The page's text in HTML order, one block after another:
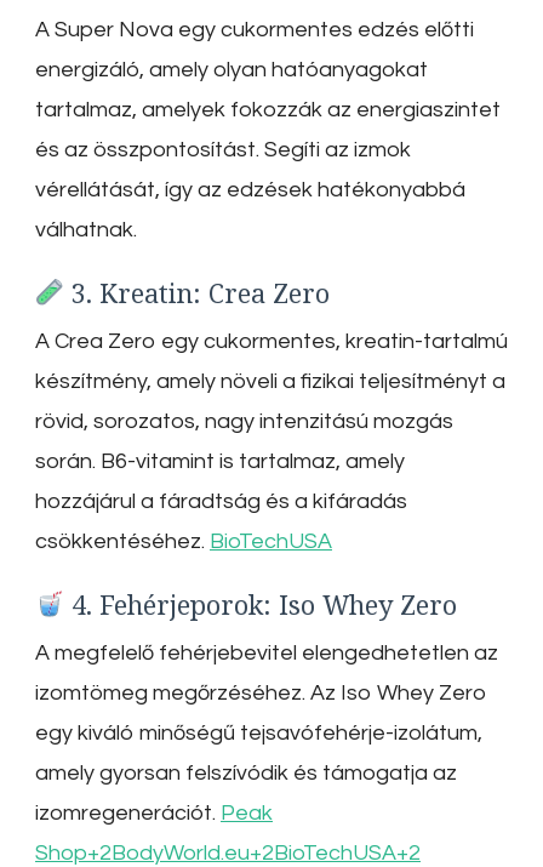
A Super Nova egy cukormentes edzés előtti
energizáló, amely olyan hatóanyagokat
tartalmaz, amelyek fokozzák az energiaszintet
és az összpontosítást. Segíti az izmok
vérellátását, így az edzések hatékonyabbá
válhatnak.
3. Kreatin: Crea Zero
A Crea Zero egy cukormentes, kreatin-tartalmú
készítmény, amely növeli a fizikai teljesítményt a
rövid, sorozatos, nagy intenzitású mozgás
során. B6-vitamint is tartalmaz, amely
hozzájárul a fáradtság és a kifáradás
csökkentéséhez. BioTechUSA
4. Fehérjeporok: Iso Whey Zero
A megfelelő fehérjebevitel elengedhetetlen az
izomtömeg megőrzéséhez. Az Iso Whey Zero
egy kiváló minőségű tejsavófehérje-izolátum,
amely gyorsan felszívódik és támogatja az
izomregenerációt. Peak
Shop+2 BodyWorld.eu+2 BioTechUSA+2